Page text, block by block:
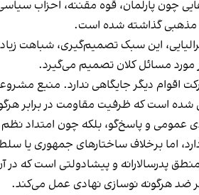
آنان از وجود نهادهایی چون پارلمان، قوه‌
مذهبی گذاشته شده است.
این سبک تصمیم‌گیری، شباهت
مورد مسائل کلان تصمیم می‌گیرد.
دیگر جایگاهی ندارد. منبع
که ظرفیت مقاومت در برابر
عمومی و پاسخ‌گو، بلکه چون امتداد
دارد، اما برخلاف ساختارهای جمهوری
پدرسالارانه و پیشادولتی است که در
ضد هرگونه نوسازی نهادی عمل می‌کند.